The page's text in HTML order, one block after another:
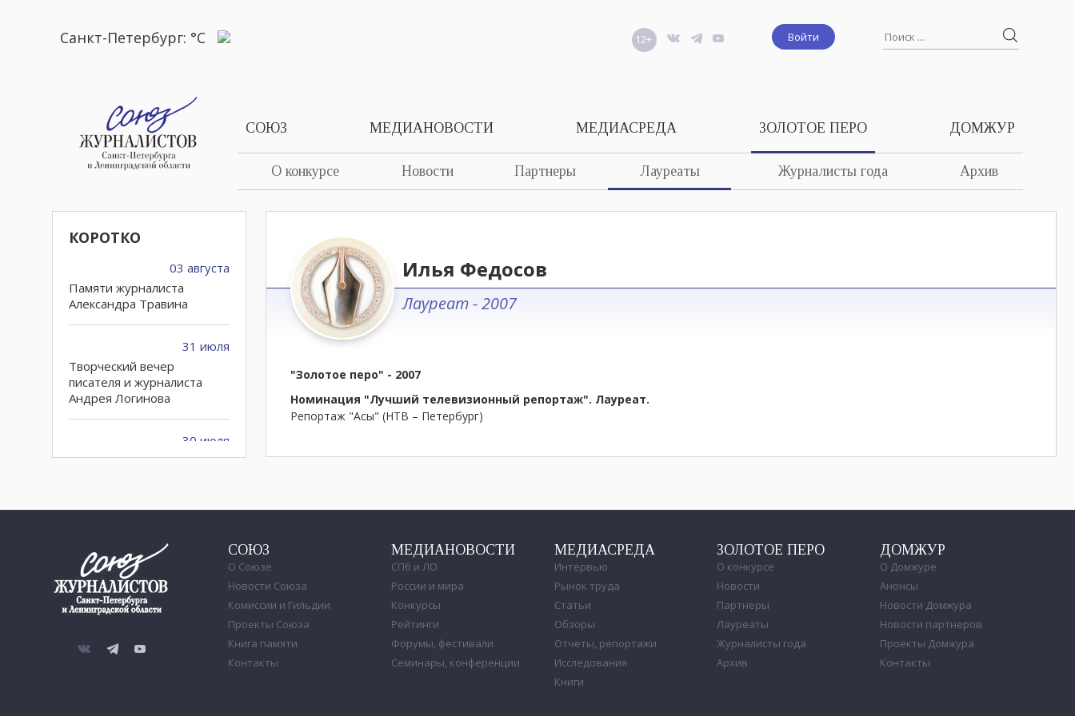
Санкт-Петербург: °C Войти
12+
СОЮЗ МЕДИАНОВОСТИ МЕДИАСРЕДА ЗОЛОТОЕ ПЕРО
О конкурсе Новости Партнеры Лауреаты Журналисты года Архив
ДОМЖУР
КОРОТКО
03 августа
Памяти журналиста
Александра Травина
31 июля
Творческий вечер
писателя и журналиста
Андрея Логинова
30 июля
Перестало биться сердце
Натальи Курапцевой
25 июля
Прощание с Сергеем
Шолоховым состоится 26
июля на Смоленском
кладбище
21 июля
Илья Федосов
Лауреат - 2007
"Золотое перо" - 2007
Номинация "Лучший телевизионный репортаж". Лауреат.
Репортаж "Асы" (НТВ – Петербург)
СОЮЗ
О Союзе
Новости Союза
Комиссии и Гильдии
Проекты Союза
Книга памяти
Контакты
МЕДИАНОВОСТИ
СПб и ЛО
России и мира
Конкурсы
Рейтинги
Форумы, фестивали
Семинары, конференции
МЕДИАСРЕДА
Интервью
Рынок труда
Статьи
Обзоры
Отчеты, репортажи
Исследования
Книги
ЗОЛОТОЕ ПЕРО
О конкурсе
Новости
Партнеры
Лауреаты
Журналисты года
Архив
ДОМЖУР
О Домжуре
Анонсы
Новости Домжура
Новости партнеров
Проекты Домжура
Контакты